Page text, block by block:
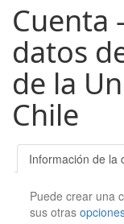
Cuenta
datos
de la
Chile
Información de la
Puede crear una
sus otras